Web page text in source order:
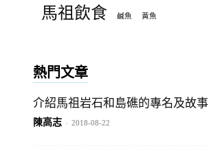
馬祖飲食 鹹魚 黃魚
熱門文章
介紹馬祖岩石和島礁的專名及故事
陳高志 - 2018-08-22